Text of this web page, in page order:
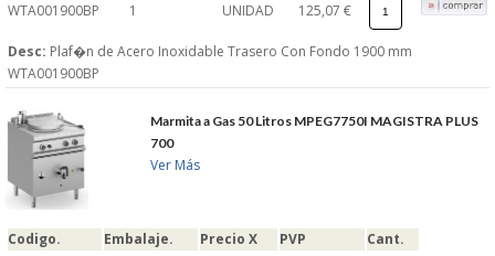
WTA001900BP 1 UNIDAD 125,07 €
Desc: Plaf�n de Acero Inoxidable Trasero Con Fondo 1900 mm
WTA001900BP
Marmita a Gas 50 Litros MPEG7750I MAGISTRA PLUS
700
Ver Más
Codigo. Embalaje. Precio X PVP Cant.